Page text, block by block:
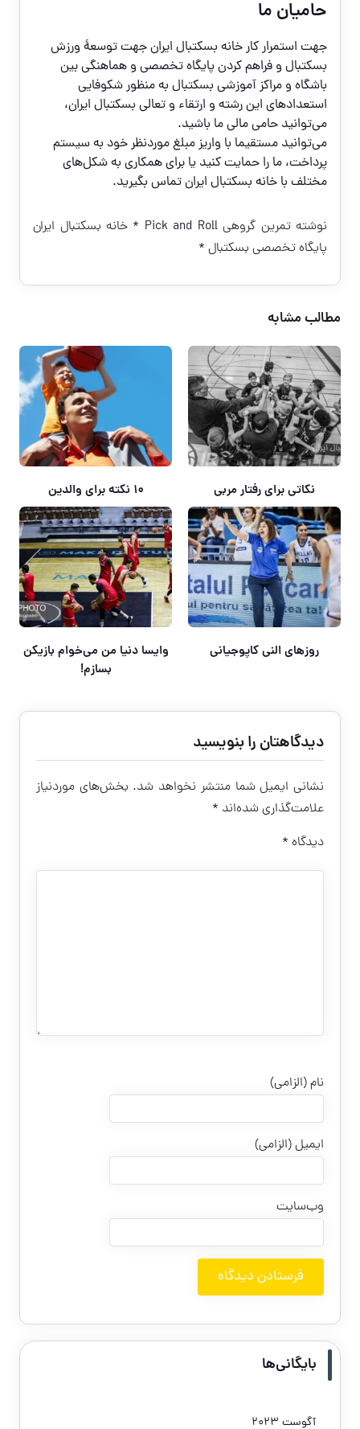
حامیان ما
جهت استمرار کار خانه بسکتبال ایران جهتتوسعۀ ورزش
بسکتبال و فراهم کردن پایگاه تخصصی و هماهنگی بین
باشگاه و مراکز آموزشی بسکتبال به منظور شکوفایی
استعدادهای این رشته و ارتقاء و تعالی بسکتبال ایران،
می‌توانید حامی مالی ما باشید.
می‌توانید مستقیما با واریز مبلغ موردنظر خود بهسیستم
پرداخت، ما را حمایت کنید یا برای همکاری به شکل‌های
مختلف با خانه بسکتبال ایرانتماس بگیرید.
نوشتهتمرین گروهی Pick and Roll
* خانه بسکتبال ایران
پایگاه تخصصی بسکتبال *
مطالب مشابه
نکاتی برای رفتار مربی ۱۰ نکته برای والدین
روزهای النی کاپوجیانی
وایسا دنیا من می‌خوام بازیکن
بسازم!
دیدگاهتان را بنویسید
نشانی ایمیل شما منتشر نخواهد شد. بخش‌های موردنیاز
علامت‌گذاری شده‌اند *
دیدگاه *
نام (الزامی)
ایمیل (الزامی)
وب‌سایت
بایگانی‌ها
آگوست 2023